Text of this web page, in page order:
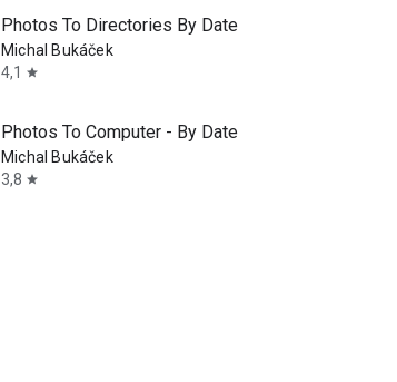
Photos To Directories By Date
Michal Bukáček
4,1
star
Photos To Computer - By Date
Michal Bukáček
3,8 star